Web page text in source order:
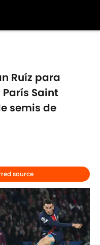
Ruíz para
Saint
semis de
source